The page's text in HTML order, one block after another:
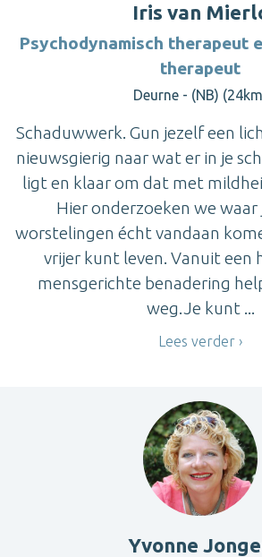
Iris van
Psychodynamisch therapeut
therapeut
Deurne - (NB)
Schaduwwerk. Gun jezelf een
nieuwsgierig naar wat er in je
ligt en klaar om dat met
Hier onderzoeken we waar
worstelingen écht vandaan
vrijer kunt leven. Vanuit een
mensgerichte benadering
weg.Je kunt ...
Lees verder
Yvonne